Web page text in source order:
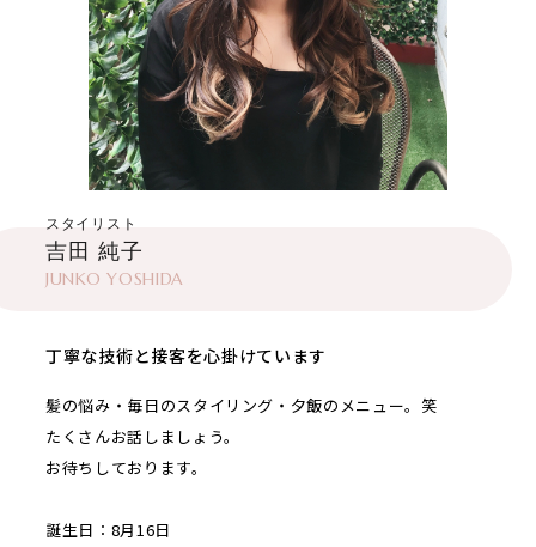
スタイリスト
吉田 純子
JUNKO YOSHIDA
丁寧な技術と接客を心掛けています
髪の悩み・毎日のスタイリング・夕飯のメニュー。笑
たくさんお話しましょう。
お待ちしております。
誕生日：8月16日